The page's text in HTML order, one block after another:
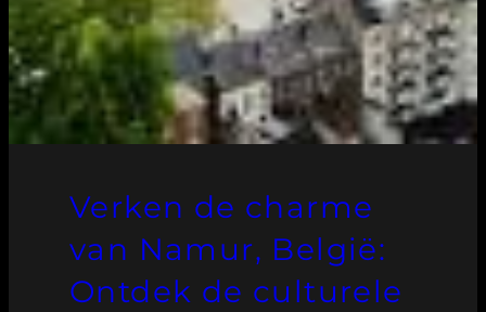
Verken de charme
van Namur, België:
Ontdek de culturele